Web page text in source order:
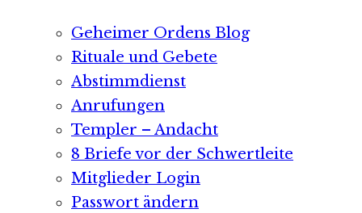
Geheimer Ordens Blog
Rituale und Gebete
Abstimmdienst
Anrufungen
Templer – Andacht
8 Briefe vor der Schwertleite
Mitglieder Login
Passwort ändern